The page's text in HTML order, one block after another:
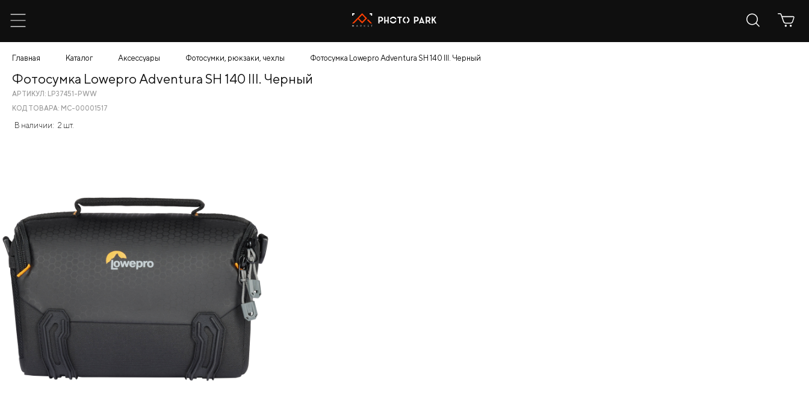
Главная Каталог Аксессуары Фотосумки, рюкзаки, чехлы Фотосумка Lowepro Adventura SH 140 III. Черный
Фотосумка Lowepro Adventura SH 140 III. Черный
АРТИКУЛ: LP37451-PWW
КОД ТОВАРА: МС-00001517
В наличии: 2 шт.